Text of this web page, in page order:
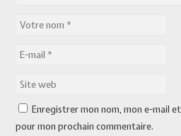
Enregistrer mon nom, mon e-mail
pour mon prochain commentaire.